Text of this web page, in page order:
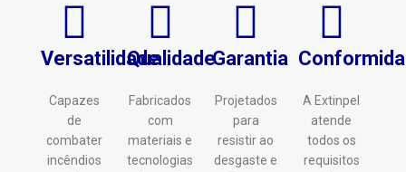
Versatilidade
Capazes
de
combater
incêndios
Qualidade
Fabricados
com
materiais e
tecnologias
Garantia
Projetados
para
resistir ao
desgaste e
A Extinpel
atende
todos os
requisitos